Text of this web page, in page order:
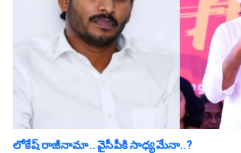
లోకేష్ రాజీనామా.. వైసీపీకి సాధ్య‌మేనా..?